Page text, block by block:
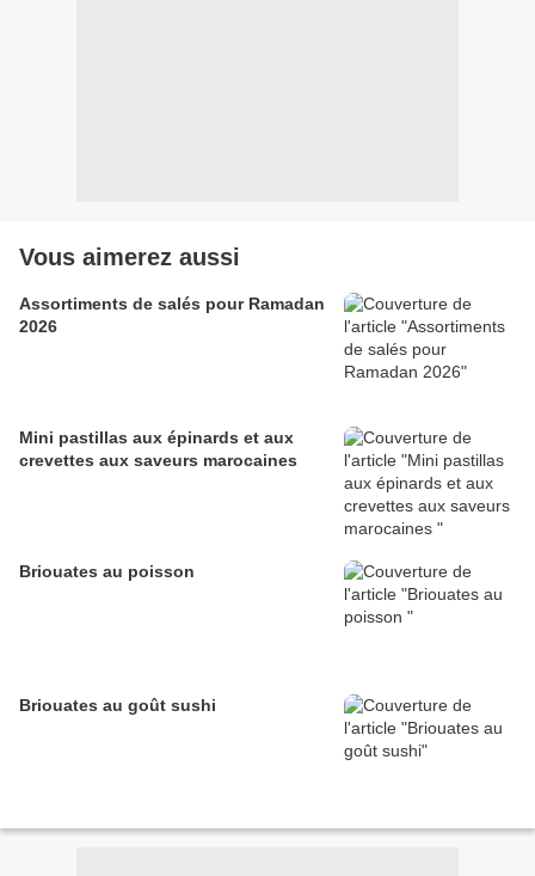
Vous aimerez aussi
Assortiments de salés pour Ramadan
2026
Mini pastillas aux épinards et aux
crevettes aux saveurs marocaines
Briouates au poisson
Briouates au goût sushi